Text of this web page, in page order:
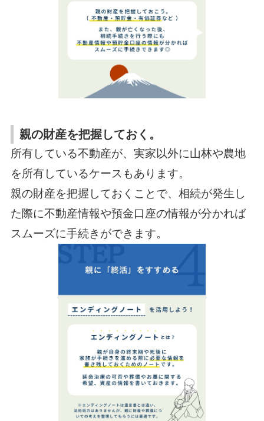
親の財産を把握しておく。
所有している不動産が、実家以外に山林や農地
を所有しているケースもあります。
親の財産を把握しておくことで、相続が発生し
た際に不動産情報や預金口座の情報が分かれば
スムーズに手続きができます。